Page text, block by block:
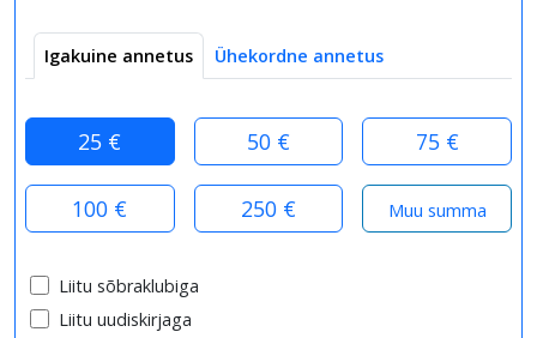
Igakuine annetus Ühekordne annetus
25 € 50 € 75 €
100 € 250 €
Liitu sõbraklubiga
Liitu uudiskirjaga